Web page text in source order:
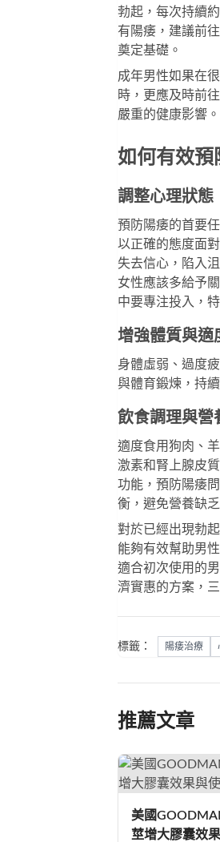
勃起，每次持續
有陽痿，建議前
奠定基礎。
成年男性如果在
時，更應及時前
嚴重的健康影響。
如何有效預
調整心理狀態
預防陽痿的首要
以正確的態度面
失去信心，陷入
女性應該多給予
中要專注投入，
增強體質與適
身體虛弱、過度
與體育鍛煉，持
飲食調理與營
適度食用狗肉、
激素和腎上腺皮
功能，預防陽痿
衡，避免營養缺
對於已經出現勃
能夠有效幫助男
適合初次使用的
濟實惠的方案，
標籤： 陽痿治療
推薦文章
美國
莖增大膠囊效